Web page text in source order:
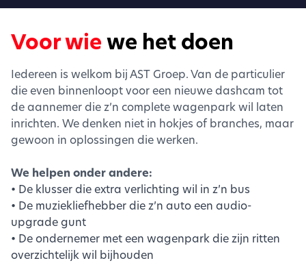
Voor wiewe het doen
Iedereen is welkom bij AST Groep. Van de particulier
die even binnenloopt voor een nieuwe dashcam tot
de aannemer die z’n complete wagenpark wil laten
inrichten. We denken niet in hokjes of branches, maar
gewoon in oplossingen die werken.
We helpen onder andere:
• De klusser die extra verlichting wil in z’n bus
• De muziekliefhebber die z’n auto een audio-
upgrade gunt
• De ondernemer met een wagenpark die zijn ritten
overzichtelijk wil bijhouden